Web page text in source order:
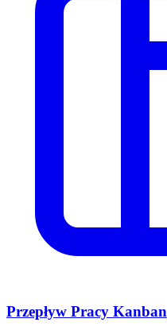
Przepływ Pracy Kanban